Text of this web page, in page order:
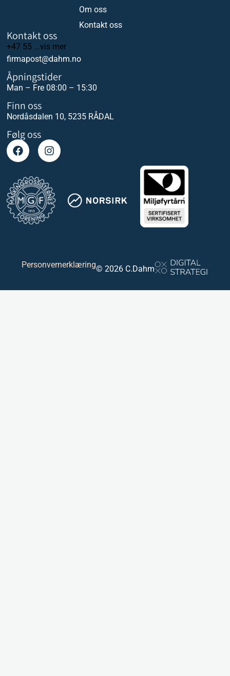
Om oss
Kontakt oss
Kontakt oss
+47 55 ...vis mer
firmapost@dahm.no
Åpningstider
Man – Fre 08:00 – 15:30
Finn oss
Nordåsdalen 10, 5235 RÅDAL
Følg oss
Personvernerklæring© 2026 C.Dahm